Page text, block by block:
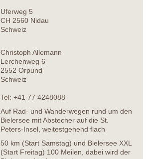
Uferweg 5
CH 2560 Nidau
Schweiz
Christoph Allemann
Lerchenweg 6
2552 Orpund
Schweiz
Tel: +41 77 4248088
Auf Rad- und Wanderwegen rund um den
Bielersee mit Abstecher auf die St.
Peters-Insel, weitestgehend flach
50 km (Start Samstag) und Bielersee XXL
(Start Freitag) 100 Meilen, dabei wird der